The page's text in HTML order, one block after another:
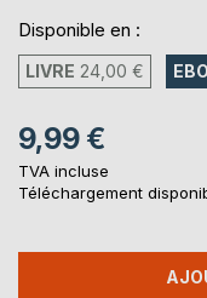
Disponible en :
LIVRE 24,00 €
9,99 €
TVA incluse
Téléchargement